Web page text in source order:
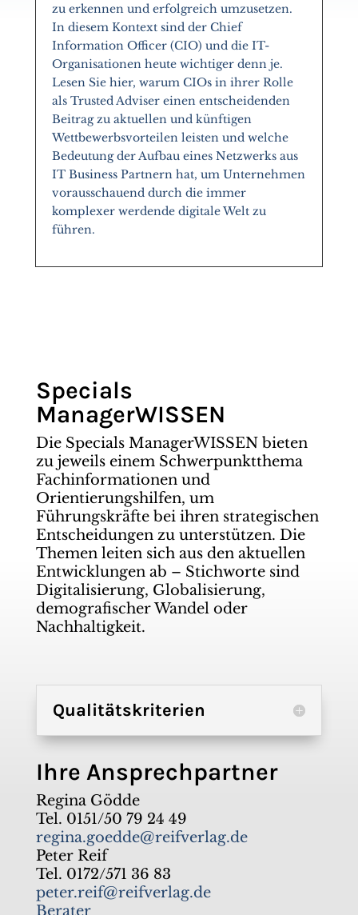
zu erkennen und erfolgreich umzusetzen.
In diesem Kontext sind der Chief
Information Officer (CIO) und die IT-
Organisationen heute wichtiger denn je.
Lesen Sie hier, warum CIOs in ihrer Rolle
als Trusted Adviser einen entscheidenden
Beitrag zu aktuellen und künftigen
Wettbewerbsvorteilen leisten und welche
Bedeutung der Aufbau eines Netzwerks aus
IT Business Partnern hat, um Unternehmen
vorausschauend durch die immer
komplexer werdende digitale Welt zu
führen.
Specials
ManagerWISSEN
Die Specials ManagerWISSEN bieten
zu jeweils einem Schwerpunktthema
Fachinformationen und
Orientierungshilfen, um
Führungskräfte bei ihren strategischen
Entscheidungen zu unterstützen. Die
Themen leiten sich aus den aktuellen
Entwicklungen ab – Stichworte sind
Digitalisierung, Globalisierung,
demografischer Wandel oder
Nachhaltigkeit.
Qualitätskriterien
Ihre Ansprechpartner
Regina Gödde
Tel. 0151/50 79 24 49
regina.goedde@reifverlag.de
Peter Reif
Tel. 0172/571 36 83
peter.reif@reifverlag.de
Berater